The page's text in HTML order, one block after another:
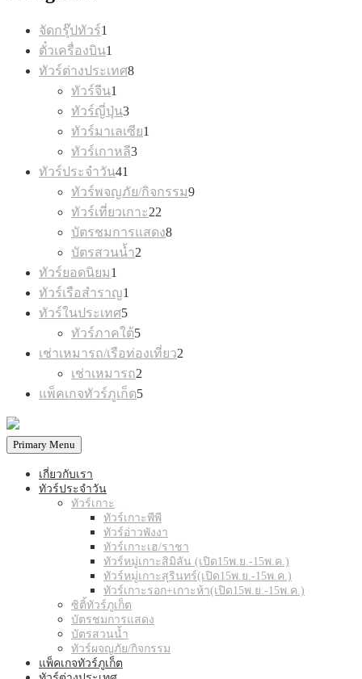
จัดกรุ๊ปทัวร์1
ตั๋วเครื่องบิน1
ทัวร์ต่างประเทศ8
ทัวร์จีน1
ทัวร์ญี่ปุ่น3
products
ทัวร์มาเลเซีย1
ทัวร์เกาหลี3
ทัวร์ประจำวัน41
ทัวร์พจญภัย/กิจกรรม99
ทัวร์เที่ยวเกาะ22
บัตรชมการแสดง8
บัตรสวนน้ำ2
ทัวร์ยอดนิยม1
ทัวร์เรือสำราญ1
ทัวร์ในประเทศ5
products
ทัวร์ภาคใต้5
products
เช่าเหมารถ/เรือท่องเที่ยว2
เช่าเหมารถ2
แพ็คเกจทัวร์ภูเก็ต5
Primary Menu
เกี่ยวกับเรา
ทัวร์ประจำวัน
ทัวร์เกาะ
ทัวร์เกาะพีพี
ทัวร์อ่าวพังงา
ทัวร์เกาะเฮ/ราชา
ทัวร์หมู่เกาะสิมิลัน (เปิด15พ.ย.-15พ.ค.)
ทัวร์หมู่เกาะสุรินทร์(เปิด15พ.ย.-15พ.ค.)
ทัวร์เกาะรอก+เกาะห้า(เปิด15พ.ย.-15พ.ค.)
ซิติ้ทัวร์ภูเก็ต
บัตรชมการแสดง
บัตรสวนน้ำ
ทัวร์ผจญภัย/กิจกรรม
แพ็คเกจทัวร์ภูเก็ต